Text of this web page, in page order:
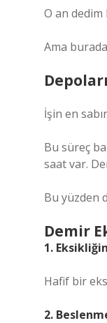
O an dedim
Ama
İşin en
Bu süreç
saat var.
Bu yüzden
Demir
1.
Hafif bir
2.